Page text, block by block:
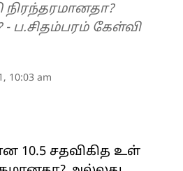
நிரந்தரமானதா?
ப.சிதம்பரம் கேள்வி
10:03 am
10.5 சதவிகித உள்